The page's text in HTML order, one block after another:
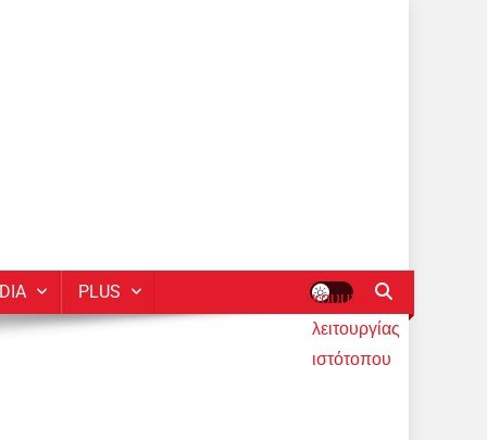
PLUS
κουμπί
λειτουργίας
ιστότοπου